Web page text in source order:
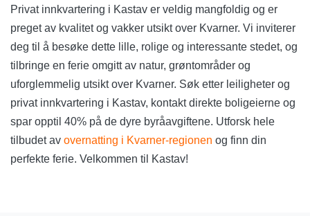
Privat innkvartering i Kastav er veldig mangfoldig og er
preget av kvalitet og vakker utsikt over Kvarner. Vi inviterer
deg til å besøke dette lille, rolige og interessante stedet, og
tilbringe en ferie omgitt av natur, grøntområder og
uforglemmelig utsikt over Kvarner. Søk etter leiligheter og
privat innkvartering i Kastav, kontakt direkte boligeierne og
spar opptil 40% på de dyre byråavgiftene. Utforsk hele
tilbudet av overnatting i Kvarner-regionen og finn din
perfekte ferie. Velkommen til Kastav!